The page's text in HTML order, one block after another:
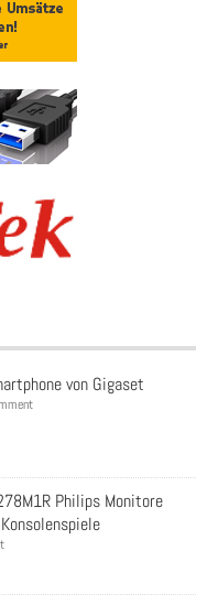
von Gigaset
Philips Monitore